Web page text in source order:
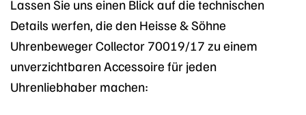
Lassen Sie uns einen Blick auf die technischen
Details werfen, die den Heisse & Söhne
Uhrenbeweger Collector 70019/17 zu einem
unverzichtbaren Accessoire für jeden
Uhrenliebhaber machen: